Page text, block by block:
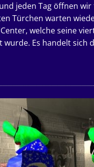
jeden Tag öffnen
Türchen warten
welche seine
wurde. Es handelt sich